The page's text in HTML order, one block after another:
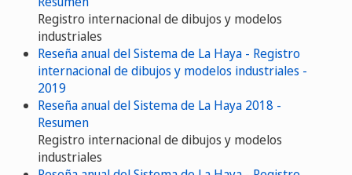
Registro internacional de dibujos y modelos
industriales
Reseña anual del Sistema de La Haya - Registro
internacional de dibujos y modelos industriales -
2019
Reseña anual del Sistema de La Haya 2018 -
Resumen
Registro internacional de dibujos y modelos
industriales